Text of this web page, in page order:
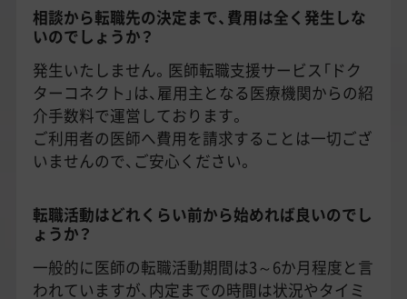
相談から転職先の決定まで、費用は全く発生しな
いのでしょうか？
発生いたしません。医師転職支援サービス「ドク
ターコネクト」は、雇用主となる医療機関からの紹
介手数料で運営しております。
ご利用者の医師へ費用を請求することは一切ござ
いませんので、ご安心ください。
転職活動はどれくらい前から始めれば良いのでし
ょうか？
一般的に医師の転職活動期間は3～6か月程度と言
われていますが、内定までの時間は状況やタイミ